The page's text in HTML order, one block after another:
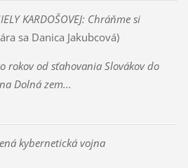
KARDOŠOVEJ: Chráňme si
sa Danica Jakubcová)
rokov od sťahovania Slovákov do
Dolná zem...
kybernetická vojna